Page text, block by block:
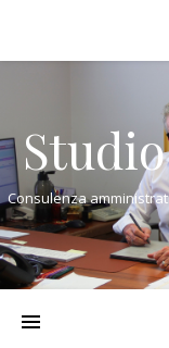
Consulenza